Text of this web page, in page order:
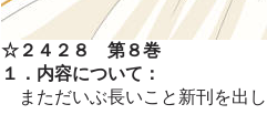
☆２４２８ 第８巻
１．内容について：
まただいぶ長いこと新刊を出